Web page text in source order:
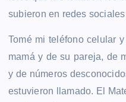
subieron en redes
Tomé mi teléfono celular
mamá y de su pareja, de
y de números
estuvieron llamado. El